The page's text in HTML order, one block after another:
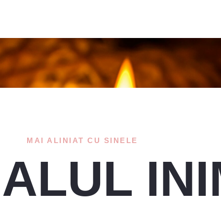
MAI ALINIAT CU SINELE